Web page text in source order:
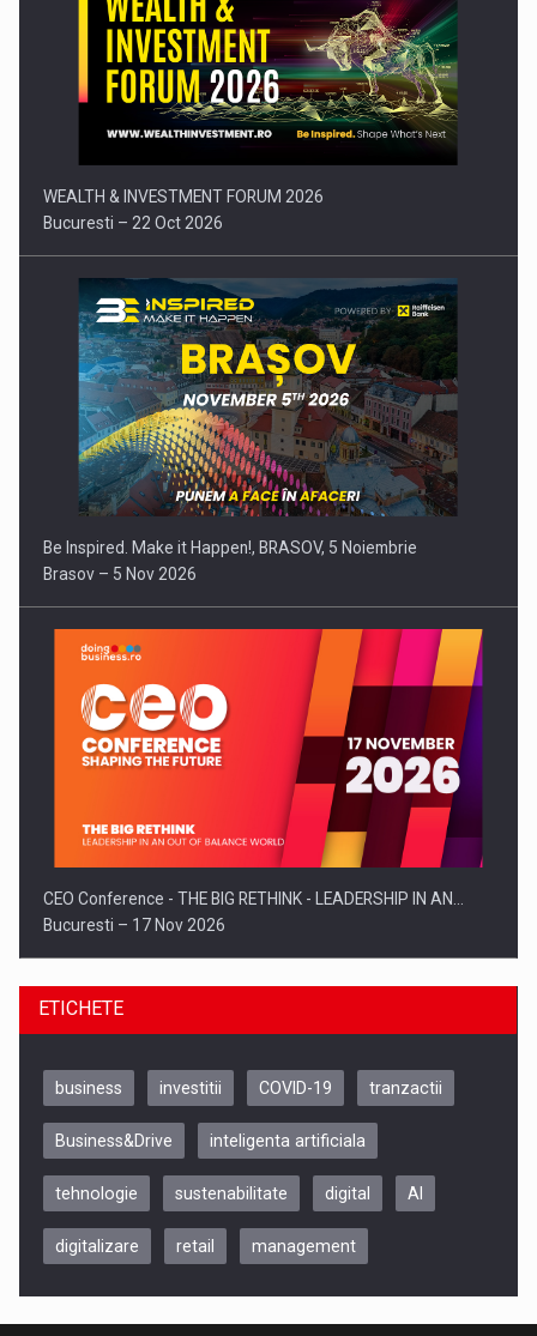
Comunicat de presa: Joburile part-time reincep sa intre pe…
WEALTH & INVESTMENT FORUM 2026
Bucuresti – 22 Oct 2026
Be Inspired. Make it Happen!, BRASOV, 5 Noiembrie
Brasov – 5 Nov 2026
CEO Conference - THE BIG RETHINK - LEADERSHIP IN AN…
Bucuresti – 17 Nov 2026
Be Inspired. Make it Happen!, CLUJ, 9 Decembrie
ETICHETE
business investitii COVID-19 tranzactii
Business&Drive inteligenta artificiala
tehnologie sustenabilitate digital AI
digitalizare retail management